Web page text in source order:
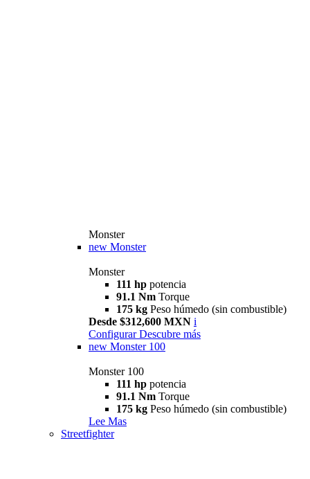
Monster
new Monster
Monster
111 hp potencia
91.1 Nm Torque
175 kg Peso húmedo (sin combustible)
Desde $312,600 MXN i
Configurar Descubre más
new Monster 100
Monster 100
111 hp potencia
91.1 Nm Torque
175 kg Peso húmedo (sin combustible)
Lee Mas
Streetfighter